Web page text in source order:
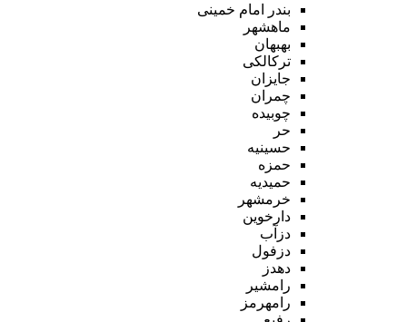
بندر امام خمینی
ماهشهر
بهبهان
ترکالکی
جایزان
چمران
چوبیده
حر
حسینیه
حمزه
حمیدیه
خرمشهر
دارخوین
دزآب
دزفول
دهدز
رامشیر
رامهرمز